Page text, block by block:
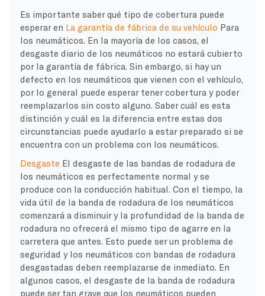
Es importante saber qué tipo de cobertura puede
esperar en La garantía de fábrica de su vehículo Para
los neumáticos. En la mayoría de los casos, el
desgaste diario de los neumáticos no estará cubierto
por la garantía de fábrica. Sin embargo, si hay un
defecto en los neumáticos que vienen con el vehículo,
por lo general puede esperar tener cobertura y poder
reemplazarlos sin costo alguno. Saber cuál es esta
distinción y cuál es la diferencia entre estas dos
circunstancias puede ayudarlo a estar preparado si se
encuentra con un problema con los neumáticos.
Desgaste El desgaste de las bandas de rodadura de
los neumáticos es perfectamente normal y se
produce con la conducción habitual. Con el tiempo, la
vida útil de la banda de rodadura de los neumáticos
comenzará a disminuir y la profundidad de la banda de
rodadura no ofrecerá el mismo tipo de agarre en la
carretera que antes. Esto puede ser un problema de
seguridad y los neumáticos con bandas de rodadura
desgastadas deben reemplazarse de inmediato. En
algunos casos, el desgaste de la banda de rodadura
puede ser tan grave que los neumáticos pueden